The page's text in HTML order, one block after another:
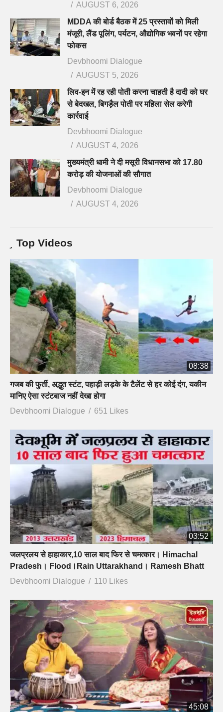
AUGUST 6, 2026
MDDA की बोर्ड बैठक में 25 प्रस्तावों को मिली
मंजूरी, लैंड पूलिंग, पर्यटन, औद्योगिक भवनों पर रहेगा
फोकस
Devbhoomi Dialogue
AUGUST 5, 2026
लिव-इन में रह रही पोती करना चाहती है दादी को घर
से बेदखल, बिगड़ैल पोती पर महिला सेल करेगी
कार्रवाई
Devbhoomi Dialogue
AUGUST 4, 2026
मुख्यमंत्री धामी ने दी मसूरी विधानसभा को 17.80
करोड़ की योजनाओं की सौगात
Devbhoomi Dialogue
AUGUST 4, 2026
Top Videos
08:38
गजब की फुर्ती, अद्भुत स्टंट, पहाड़ी लड़के के टैलेंट से हर कोई दंग, यकीन
मानिए ऐसा स्टंटबाज नहीं देखा होगा
Devbhoomi Dialogue
651 Likes
03:52
जलप्रलय से हाहाकार,10 साल बाद फिर से चमत्कार। Himachal
Pradesh। Flood।Rain Uttarakhand। Ramesh Bhatt
Devbhoomi Dialogue
110 Likes
45:08